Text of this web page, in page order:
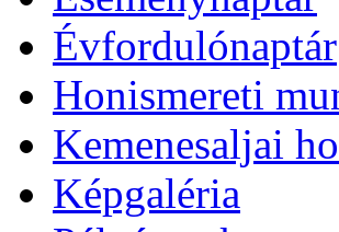
Évfordulónaptár
Honismereti
Kemenesaljai
Képgaléria